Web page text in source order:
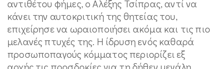
αντιθέτου φήμες, ο Αλέξης Τσίπρας, αντί να
κάνει την αυτοκριτική της θητείας του,
επιχείρησε να ωραιοποιήσει ακόμα και τις πιο
μελανές πτυχές της. Η ίδρυση ενός καθαρά
προσωποπαγούς κόμματος περιορίζει εξ